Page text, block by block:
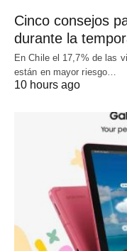
Cinco consejos
durante la
En Chile el 17,7% de las
están en mayor riesgo…
10 hours ago